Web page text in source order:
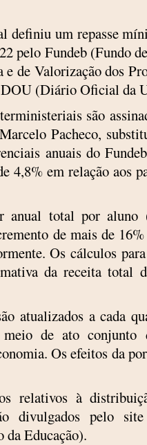
definiu um repasse
pelo Fundeb (Fundo
e de Valorização dos
(Diário Oficial da
são
Pacheco,
anuais do
4,8% em relação aos
anual total por
de mais de
Os cálculos
da receita total
atualizados a cada
de ato
Os efeitos da
relativos à
divulgados pelo
da Educação).